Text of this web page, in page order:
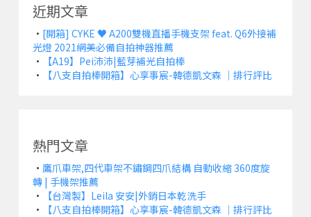
近期文章
• [開箱] CYKE ♥ A200雙機直播手機支架 feat. Q6外接補
光燈 2021網美必備自拍神器推薦
•
【A19】Pei沛沛|藍芽補光自拍棒
•
【八支自拍棒開箱】心享事宸-韓德凱文森 ｜排行評比
熱門文章
• 鷹爪車架,四代車架不鏽鋼四爪結構 自動收縮 360度旋
轉 | 手機架推薦
•
【台灣製】Leila 安安|外銷日本乾洗手
•
【八支自拍棒開箱】心享事宸-韓德凱文森 ｜排行評比